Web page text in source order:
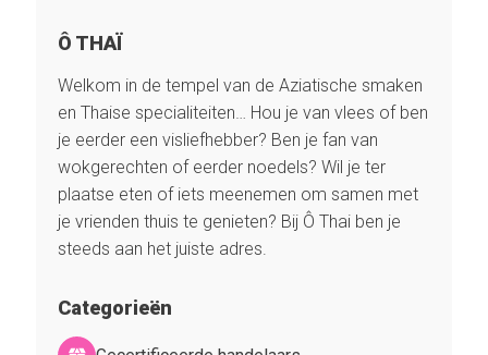
Ô THAÏ
Welkom in de tempel van de Aziatische smaken
en Thaise specialiteiten… Hou je van vlees of ben
je eerder een visliefhebber? Ben je fan van
wokgerechten of eerder noedels? Wil je ter
plaatse eten of iets meenemen om samen met
je vrienden thuis te genieten? Bij Ô Thai ben je
steeds aan het juiste adres.
Categorieën